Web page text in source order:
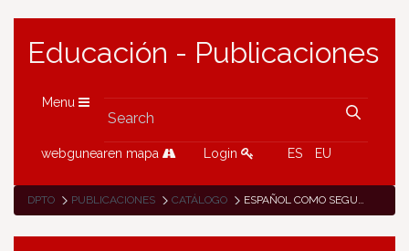
Educación - Publicaciones
Menu
webgunearen mapa Login ES EU
DPTO PUBLICACIONES CATÁLOGO ESPAÑOL COMO SEGUNDA LENGUA (E/L2) PARA ALUMNOS INMIGRANTES.